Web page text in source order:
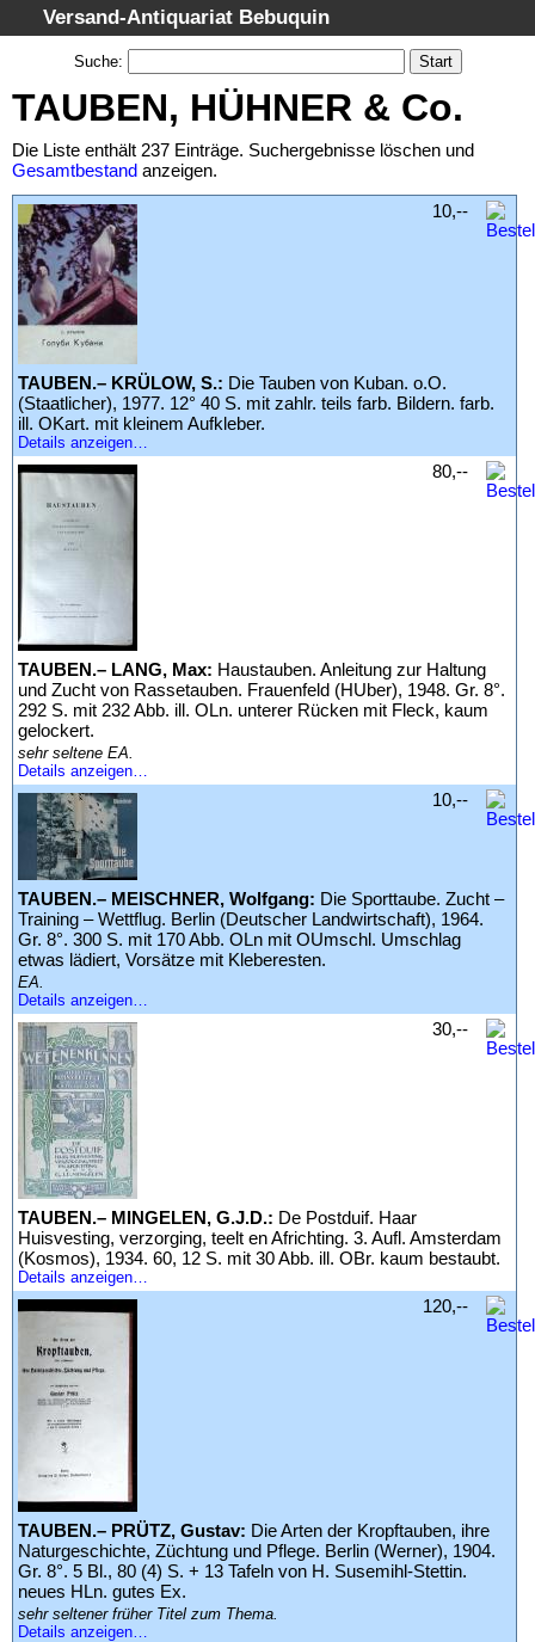
Versand-Antiquariat Bebuquin
Startseite
Suche
Schlagwörter
Suchergebnisse
Warenkorb
AGB
Widerruf
Datenschutz
Impressum
Suche:
TAUBEN, HÜHNER & Co.
Die Liste enthält 237 Einträge. Suchergebnisse löschen und
Gesamtbestand anzeigen.
TAUBEN.– KRÜLOW, S.: Die Tauben von Kuban. o.O.
(Staatlicher), 1977. 12° 40 S. mit zahlr. teils farb. Bildern. farb.
ill. OKart. mit kleinem Aufkleber.
Details anzeigen…
10,--
TAUBEN.– LANG, Max: Haustauben. Anleitung zur Haltung
und Zucht von Rassetauben. Frauenfeld (HUber), 1948. Gr. 8°.
292 S. mit 232 Abb. ill. OLn. unterer Rücken mit Fleck, kaum
gelockert.
sehr seltene EA.
Details anzeigen…
80,--
TAUBEN.– MEISCHNER, Wolfgang: Die Sporttaube. Zucht –
Training – Wettflug. Berlin (Deutscher Landwirtschaft), 1964.
Gr. 8°. 300 S. mit 170 Abb. OLn mit OUmschl. Umschlag
etwas lädiert, Vorsätze mit Kleberesten.
EA.
Details anzeigen…
10,--
TAUBEN.– MINGELEN, G.J.D.: De Postduif. Haar
Huisvesting, verzorging, teelt en Africhting. 3. Aufl. Amsterdam
(Kosmos), 1934. 60, 12 S. mit 30 Abb. ill. OBr. kaum bestaubt.
Details anzeigen…
30,--
TAUBEN.– PRÜTZ, Gustav: Die Arten der Kropftauben, ihre
Naturgeschichte, Züchtung und Pflege. Berlin (Werner), 1904.
Gr. 8°. 5 Bl., 80 (4) S. + 13 Tafeln von H. Susemihl-Stettin.
neues HLn. gutes Ex.
sehr seltener früher Titel zum Thema.
Details anzeigen…
120,--